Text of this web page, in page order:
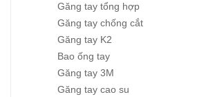
Găng tay tổng hợp
Găng tay chống cắt
Găng tay K2
Bao ống tay
Găng tay 3M
Găng tay cao su